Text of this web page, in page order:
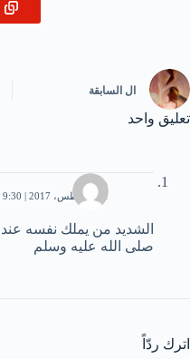
ال السابقة
تعليق واحد
محمد
21 أغسطس، 2017 | 9:30 ص
الشديد من يملك نفسه
صلى الله عليه وسلم
اترك ردّاً